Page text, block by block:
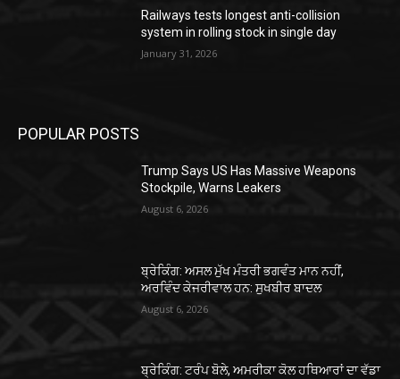
Railways tests longest anti-collision
system in rolling stock in single day
January 31, 2026
POPULAR POSTS
Trump Says US Has Massive Weapons
Stockpile, Warns Leakers
August 6, 2026
ਬ੍ਰੇਕਿੰਗ: ਅਸਲ ਮੁੱਖ ਮੰਤਰੀ ਭਗਵੰਤ ਮਾਨ ਨਹੀਂ,
ਅਰਵਿੰਦ ਕੇਜਰੀਵਾਲ ਹਨ: ਸੁਖਬੀਰ ਬਾਦਲ
August 6, 2026
ਬ੍ਰੇਕਿੰਗ: ਟਰੰਪ ਬੋਲੇ, ਅਮਰੀਕਾ ਕੋਲ ਹਥਿਆਰਾਂ ਦਾ ਵੱਡਾ